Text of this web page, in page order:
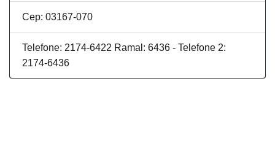
Cep: 03167-070
Telefone: 2174-6422 Ramal: 6436 - Telefone 2:
2174-6436